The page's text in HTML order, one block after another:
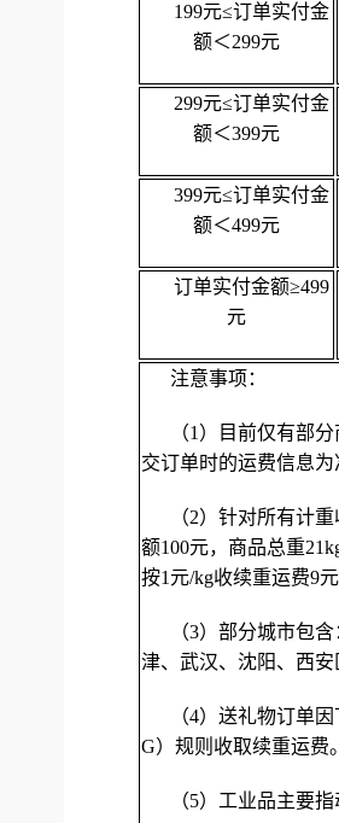
199元≤订单实付金
额＜299元
299元≤订单实付金
额＜399元
399元≤订单实付金
额＜499元
订单实付金额≥499
元
注意事项：
（1）目前仅有部
交订单时的运费信息为
（2）针对所有计
额100元，商品总重
按1元/kg收续重运费9
（3）部分城市包
津、武汉、沈阳、西安
（4）送礼物订单
G）规则收取续重运费
（5）工业品主要